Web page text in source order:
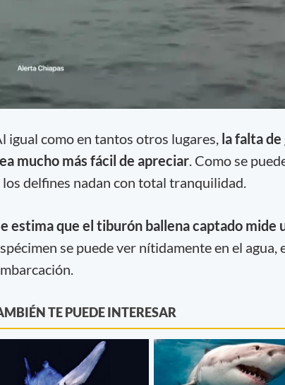
igual como en tantos otros lugares, la falta
mucho más fácil de apreciar. Como se
los delfines nadan con total tranquilidad.
estima que el tiburón ballena captado mide
se puede ver nítidamente en el agua,
TE PUEDE INTERESAR